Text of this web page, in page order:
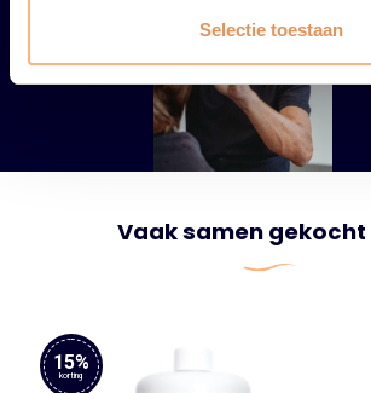
Selectie toestaan
Vaak samen
15%
korting